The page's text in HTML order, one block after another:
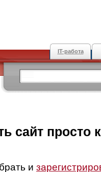
IT-работа
сайт просто
и